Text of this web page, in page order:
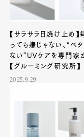
【サラサラ日焼け止め】
っても嫌じゃない、“ベ
ない”UVケアを専門家
【グルーミング研究所】
2025.9.29